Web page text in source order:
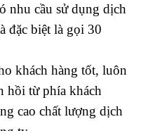
nhu cầu sử dụng dịch
đặc biệt là gọi 30
khách hàng tốt, luôn
hồi từ phía khách
cao chất lượng dịch